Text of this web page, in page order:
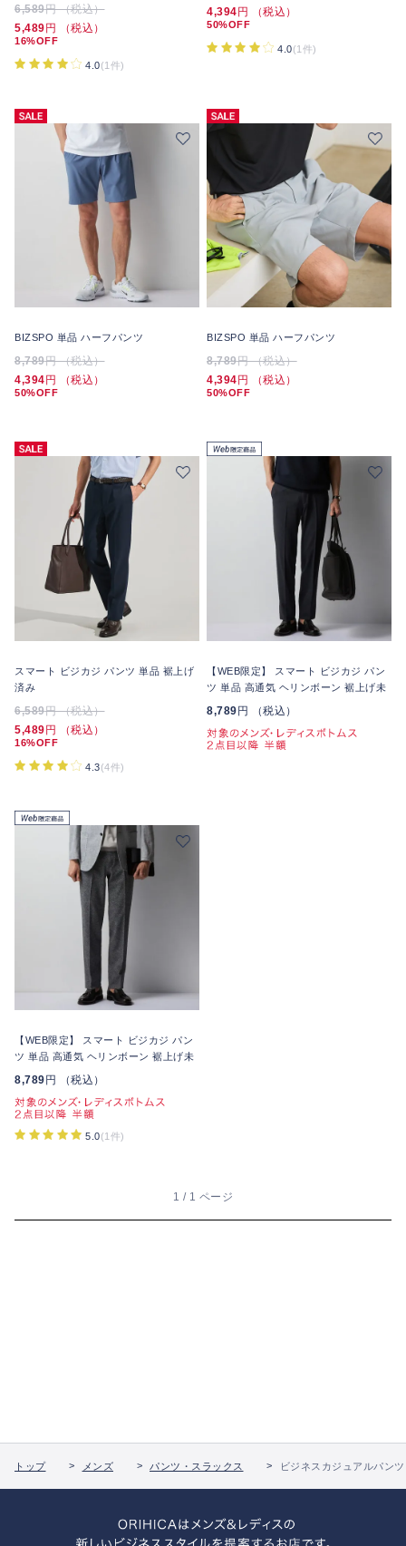
6,589円 （税込）
5,489円 （税込）
16%OFF
4.0(1件)
4,394円 （税込）
50%OFF
4.0(1件)
BIZSPO 単品 ハーフパンツ
8,789円 （税込）
4,394 円 （税込）
50%OFF
BIZSPO 単品 ハーフパンツ
8,789円 （税込）
4,394 円 （税込）
50%OFF
スマート ビジカジ パンツ 単品 裾上げ
済み
6,589円 （税込）
5,489 円 （税込）
16%OFF
4.3(4件)
【WEB限定】 スマート ビジカジ パン
ツ 単品 高通気 ヘリンボーン 裾上げ未
8,789 円 （税込）
【WEB限定】 スマート ビジカジ パン
ツ 単品 高通気 ヘリンボーン 裾上げ未
8,789 円 （税込）
5.0(1件)
1 / 1 ページ
トップ メンズ パンツ・スラックス ビジネスカジュアルパンツ